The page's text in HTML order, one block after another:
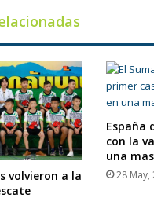
volvieron a la
España
con la
una
28 May,